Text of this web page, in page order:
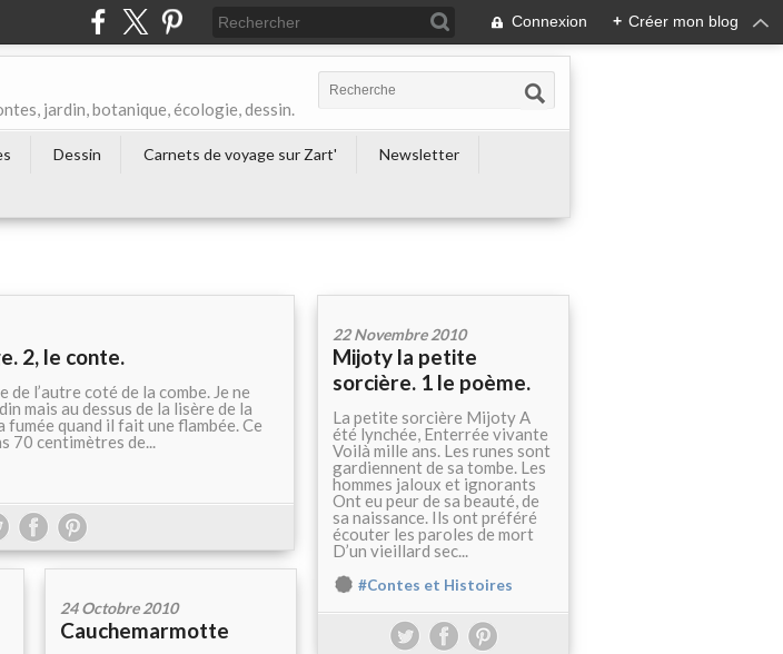
Connexion + Créer mon blog
jardin, botanique, écologie, dessin.
Dessin Carnets de voyage sur Zart'
Newsletter
2, le conte.
l’autre coté de la combe. Je ne
mais au dessus de la lisère de la
quand il fait une flambée. Ce
70 centimètres de...
22 Novembre 2010
Mijoty la petite
sorcière. 1 le poème.
La petite sorcière Mijoty A
été lynchée, Enterrée vivante
Voilà mille ans. Les runes sont
gardiennent de sa tombe. Les
hommes jaloux et ignorants
Ont eu peur de sa beauté, de
sa naissance. Ils ont préféré
écouter les paroles de mort
D’un vieillard sec...
#Contes et Histoires
24 Octobre 2010
Cauchemarmotte